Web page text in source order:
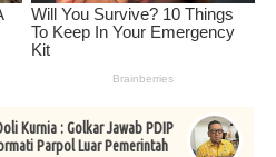
Kurnia : Golkar Jawab PDIP
Parpol Luar Pemerintah